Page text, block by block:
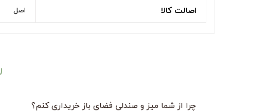
اصالت کالا اصل
چرا از شما میز و صندلی فضای باز خریداری کنم؟